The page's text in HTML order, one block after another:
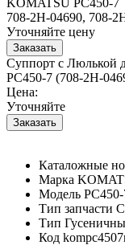
708-2H-04690, 708-
Уточняйте цену
Суппорт с Люлькой
PC450-7 (708-2H-
Цена:
Уточняйте
Каталожные
Марка
Модель
Тип запчасти
Тип
Код